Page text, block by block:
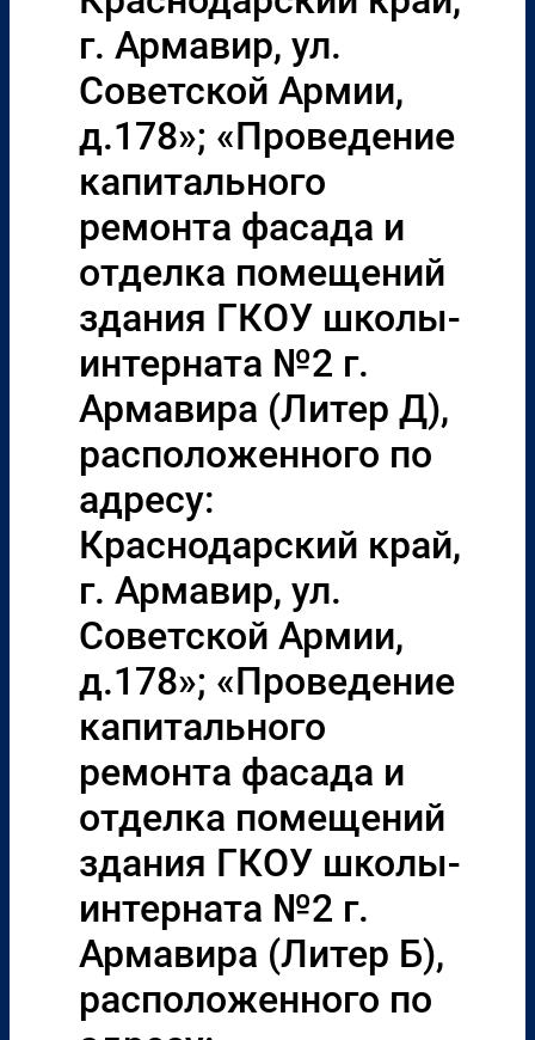
г. Армавир, ул.
Советской Армии,
д.178»; «Проведение
капитального
ремонта фасада и
отделка помещений
здания ГКОУ школы-
интерната №2 г.
Армавира (Литер Д),
расположенного по
адресу:
Краснодарский край,
г. Армавир, ул.
Советской Армии,
д.178»; «Проведение
капитального
ремонта фасада и
отделка помещений
здания ГКОУ школы-
интерната №2 г.
Армавира (Литер Б),
расположенного по